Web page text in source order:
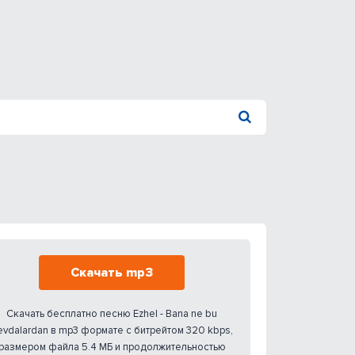
Скачать mp3
Скачать бесплатно песню Ezhel - Bana ne bu
в mp3 формате с битрейтом 320 kbps,
размером файла 5.4 МБ и продолжительностью